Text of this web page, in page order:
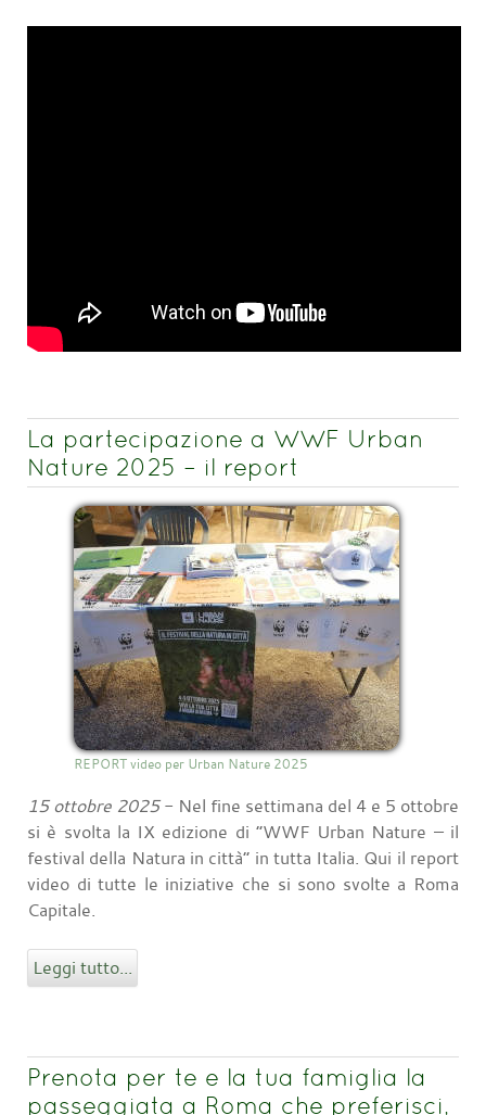
La partecipazione a WWF Urban
Nature 2025 – il report
REPORT video per Urban Nature 2025
15 ottobre 2025- Nel fine settimana del 4 e 5 ottobre
si è svolta la IX edizione di “WWF Urban Nature – il
festival della Natura in città” in tutta Italia. Qui il report
video di tutte le iniziative che si sono svolte a Roma
Capitale.
Leggi tutto...
Prenota per te e la tua famiglia la
passeggiata a Roma che preferisci,